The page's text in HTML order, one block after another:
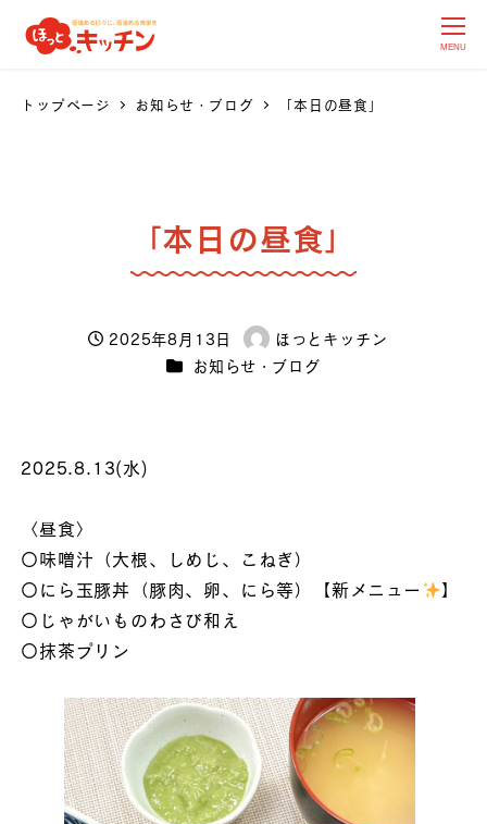
MENU
トップページ お知らせ・ブログ 「本日の昼食」
「本日の昼食」
投稿日
2025年8月13日
著
者
ほっとキッチン
カテゴリー
お知らせ・ブログ
2025.8.13(水)
〈昼食〉
〇味噌汁（大根、しめじ、こねぎ）
〇にら玉豚丼（豚肉、卵、にら等）【新メニュー
】
〇じゃがいものわさび和え
〇抹茶プリン